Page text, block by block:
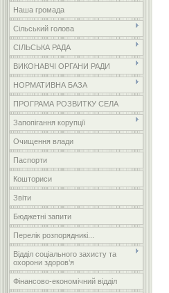
Наша громада
Сільський голова
СІЛЬСЬКА РАДА
ВИКОНАВЧІ ОРГАНИ РАДИ
НОРМАТИВНА БАЗА
ПРОГРАМА РОЗВИТКУ СЕЛА
Запопігання корупції
Очищення влади
Паспорти
Кошториси
Звіти
Бюджетні запити
Перелік розпорядникі...
Відділ соціального захисту та
охорони здоров’я
Фінансово-економічний відділ